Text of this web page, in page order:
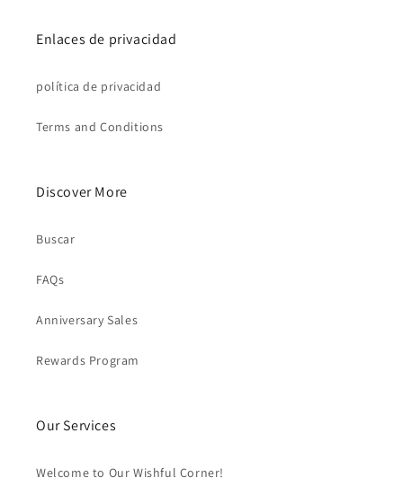
Enlaces de privacidad
política de privacidad
Terms and Conditions
Discover More
Buscar
FAQs
Anniversary Sales
Rewards Program
Our Services
Welcome to Our Wishful Corner!